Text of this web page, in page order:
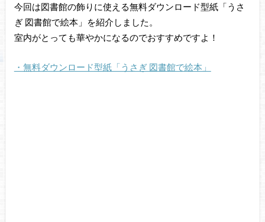
今回は図書館の飾りに使える無料ダウンロード型紙「うさ
ぎ 図書館で絵本」を紹介しました。
室内がとっても華やかになるのでおすすめですよ！
・無料ダウンロード型紙「うさぎ 図書館で絵本」